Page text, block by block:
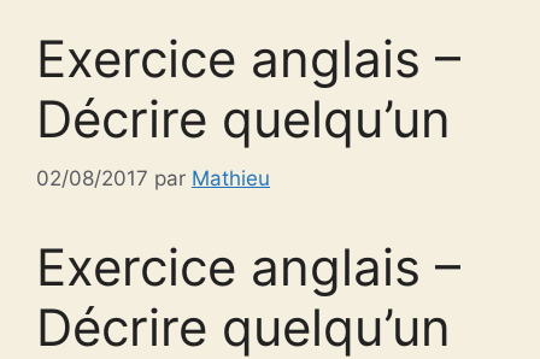
Exercice anglais –
Décrire quelqu’un
02/08/2017 par Mathieu
Exercice anglais –
Décrire quelqu’un